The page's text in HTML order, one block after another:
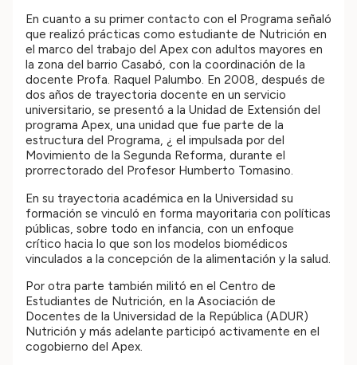
En cuanto a su primer contacto con el Programa señaló
que realizó prácticas como estudiante de Nutrición en
el marco del trabajo del Apex con adultos mayores en
la zona del barrio Casabó, con la coordinación de la
docente Profa. Raquel Palumbo. En 2008, después de
dos años de trayectoria docente en un servicio
universitario, se presentó a la Unidad de Extensión del
programa Apex, una unidad que fue parte de la
estructura del Programa, ¿ el impulsada por del
Movimiento de la Segunda Reforma, durante el
prorrectorado del Profesor Humberto Tomasino.
En su trayectoria académica en la Universidad su
formación se vinculó en forma mayoritaria con políticas
públicas, sobre todo en infancia, con un enfoque
crítico hacia lo que son los modelos biomédicos
vinculados a la concepción de la alimentación y la salud.
Por otra parte también militó en el Centro de
Estudiantes de Nutrición, en la Asociación de
Docentes de la Universidad de la República (ADUR)
Nutrición y más adelante participó activamente en el
cogobierno del Apex.